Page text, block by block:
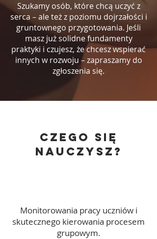
Szukamy osób, które chcą uczyć z
serca – ale też z poziomu dojrzałości i
gruntownego przygotowania. Jeśli
masz już solidne fundamenty
praktyki i czujesz, że chcesz wspierać
innych w rozwoju – zapraszamy do
zgłoszenia się.
CZEGO SIĘ
NAUCZYSZ?
Monitorowania pracy uczniów i
skutecznego kierowania procesem
grupowym.